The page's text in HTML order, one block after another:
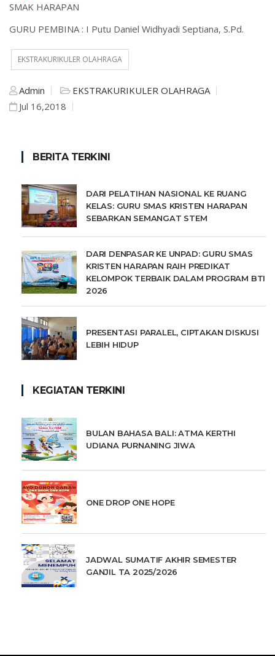
SMAK HARAPAN
GURU PEMBINA : I Putu Daniel Widhyadi Septiana, S.Pd.
EKSTRAKURIKULER OLAHRAGA
Admin
EKSTRAKURIKULER OLAHRAGA
Jul 16,2018
BERITA TERKINI
DARI PELATIHAN NASIONAL KE RUANG
KELAS: GURU SMAS KRISTEN HARAPAN
SEBARKAN SEMANGAT STEM
DARI DENPASAR KE UNPAD: GURU SMAS
KRISTEN HARAPAN RAIH PREDIKAT
KELOMPOK TERBAIK DALAM PROGRAM BTI
2026
PRESENTASI PARALEL, CIPTAKAN DISKUSI
LEBIH HIDUP
KEGIATAN TERKINI
BULAN BAHASA BALI: ATMA KERTHI
UDIANA PURNANING JIWA
ONE DROP ONE HOPE
JADWAL SUMATIF AKHIR SEMESTER
GANJIL TA 2025/2026